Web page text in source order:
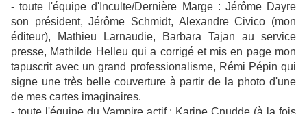
- toute l'équipe d'Inculte/Dernière Marge : Jérôme Dayre
son président, Jérôme Schmidt, Alexandre Civico (mon
éditeur), Mathieu Larnaudie, Barbara Tajan au service
presse, Mathilde Helleu qui a corrigé et mis en page mon
tapuscrit avec un grand professionalisme, Rémi Pépin qui
signe une très belle couverture à partir de la photo d'une
de mes cartes imaginaires.